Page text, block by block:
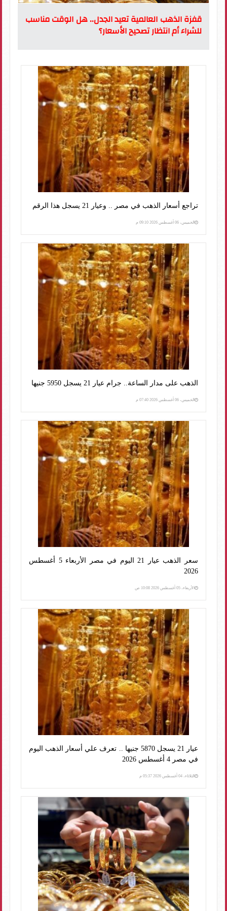
قفزة الذهب العالمية تعيد الجدل.. هل الوقت مناسب
للشراء أم انتظار تصحيح الأسعار؟
تراجع أسعار الذهب في مصر .. وعيار 21 يسجل هذا الرقم
الخميس، 06 أغسطس 2026 09:10 م
الذهب على مدار الساعة.. جرام عيار 21 يسجل 5950 جنيها
الخميس، 06 أغسطس 2026 07:40 م
سعر الذهب عيار 21 اليوم في مصر الأربعاء 5 أغسطس
2026
الأربعاء، 05 أغسطس 2026 10:08 ص
عيار 21 يسجل 5870 جنيها .. تعرف علي أسعار الذهب اليوم
في مصر 4 أغسطس 2026
الثلاثاء، 04 أغسطس 2026 05:37 م